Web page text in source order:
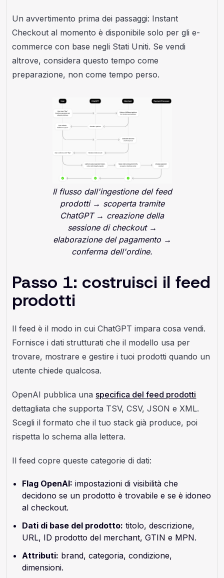
Un avvertimento prima dei passaggi: Instant
Checkout al momento è disponibile solo per gli e-
commerce con base negli Stati Uniti. Se vendi
altrove, considera questo tempo come
preparazione, non come tempo perso.
Il flusso dall'ingestione del feed
prodotti → scoperta tramite
ChatGPT → creazione della
sessione di checkout →
elaborazione del pagamento →
conferma dell'ordine.
Passo 1: costruisci il feed
prodotti
Il feed è il modo in cui ChatGPT impara cosa vendi.
Fornisce i dati strutturati che il modello usa per
trovare, mostrare e gestire i tuoi prodotti quando un
utente chiede qualcosa.
OpenAI pubblica una specifica del feed prodotti
dettagliata che supporta TSV, CSV, JSON e XML.
Scegli il formato che il tuo stack già produce, poi
rispetta lo schema alla lettera.
Il feed copre queste categorie di dati:
Flag OpenAI: impostazioni di visibilità che
decidono se un prodotto è trovabile e se è idoneo
al checkout.
Dati di base del prodotto: titolo, descrizione,
URL, ID prodotto del merchant, GTIN e MPN.
Attributi: brand, categoria, condizione,
dimensioni.